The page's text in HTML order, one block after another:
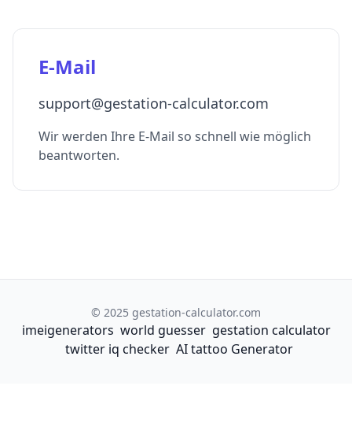
E-Mail
support@gestation-calculator.com
Wir werden Ihre E-Mail so schnell wie möglich
beantworten.
© 2025 gestation-calculator.com
imeigenerators world guesser gestation calculator
twitter iq checker AI tattoo Generator